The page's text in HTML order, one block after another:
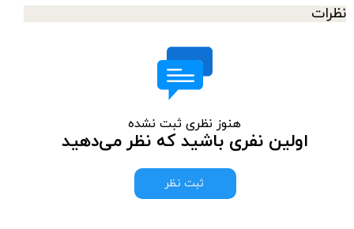
نظرات
هنوز نظری ثبت نشده
اولین نفری باشید که نظر می‌دهید
ثبت نظر